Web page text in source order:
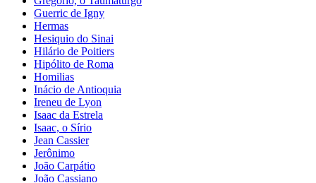
Guerric de Igny
Hermas
Hesiquio do Sinai
Hilário de Poitiers
Hipólito de Roma
Homilias
Inácio de Antioquia
Ireneu de Lyon
Isaac da Estrela
Isaac, o Sírio
Jean Cassier
Jerônimo
João Carpátio
João Cassiano